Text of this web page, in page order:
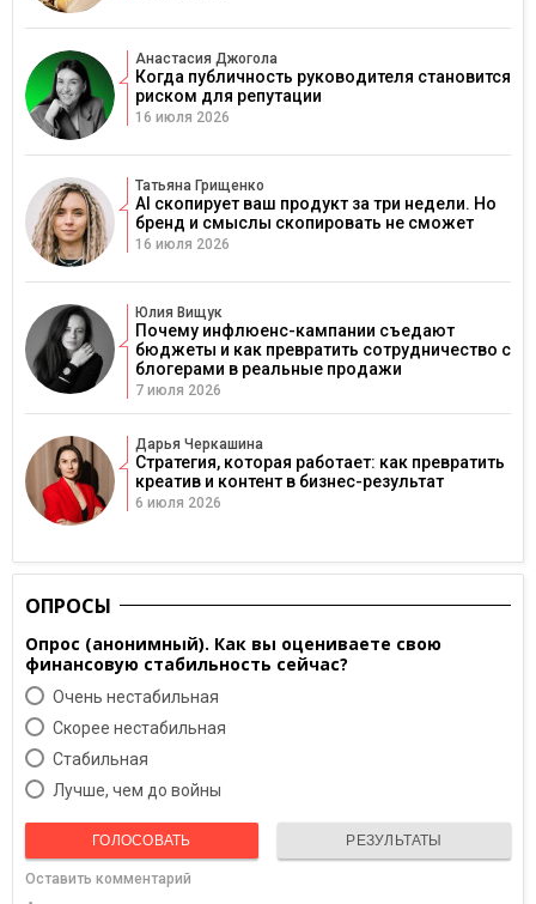
Анастасия Джогола
Когда публичность руководителя становится
риском для репутации
16 июля 2026
Татьяна Грищенко
AI скопирует ваш продукт за три недели. Но
бренд и смыслы скопировать не сможет
16 июля 2026
Юлия Вищук
Почему инфлюенс-кампании съедают
бюджеты и как превратить сотрудничество с
блогерами в реальные продажи
7 июля 2026
Дарья Черкашина
Стратегия, которая работает: как превратить
креатив и контент в бизнес-результат
6 июля 2026
ОПРОСЫ
Опрос (анонимный). Как вы оцениваете свою
финансовую стабильность сейчас?
Очень нестабильная
Скорее нестабильная
Cтабильная
Лучше, чем до войны
ГОЛОСОВАТЬ РЕЗУЛЬТАТЫ
Оставить комментарий